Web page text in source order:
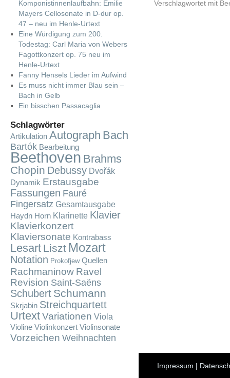
Verschlagwortet mit
Komponistinnenlaufbahn: Emilie
Mayers Cellosonate in D-dur op.
47 – neu im Henle-Urtext
Eine Würdigung zum 200.
Todestag: Carl Maria von Webers
Fagottkonzert op. 75 neu im
Henle-Urtext
Fanny Hensels Lieder im Aufwind
Es muss nicht immer Blau sein –
Bach in Gelb
Ein bisschen Passacaglia
Schlagwörter
Artikulation Autograph Bach
Bartók Bearbeitung
Beethoven Brahms
Chopin Debussy Dvořák
Dynamik Erstausgabe
Fassungen Fauré
Fingersatz Gesamtausgabe
Haydn Horn Klarinette Klavier
Klavierkonzert
Klaviersonate Kontrabass
Lesart Liszt Mozart
Notation Prokofjew Quellen
Rachmaninow Ravel
Revision Saint-Saëns
Schubert Schumann
Skrjabin Streichquartett
UrtextVariationen Viola
Violine Violinkonzert Violinsonate
Vorzeichen Weihnachten
Impressum |